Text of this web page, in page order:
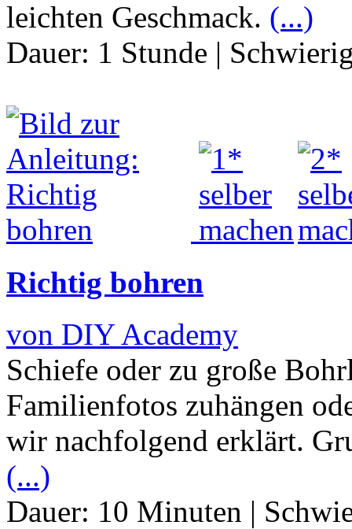
leichten Geschmack. (...)
Dauer: 1 Stunde |
Richtig bohren
von DIY Academy
Schiefe oder zu große
Familienfotos zuhängen
wir nachfolgend erklärt.
(...)
Dauer: 10 Minuten |